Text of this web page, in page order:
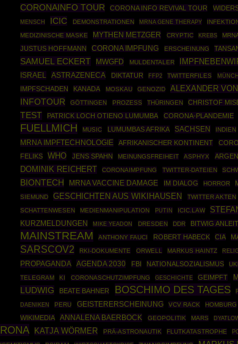
CORONAINFO TOUR CORONA INFO REVIVAL TOUR
MENSCH ICIC DEMONSTRATIONEN MRNA GENE THERAPY
MEDIZINISCHE MASKE MYTHEN METZGER CRYPTIC KREBS
JUSTUS HOFFMANN CORONA IMPFUNG ERSCHEINUNG
SAMUEL ECKERT MWGFD MULDENTALER
ISRAEL ASTRAZENECA DIKTATUR FFP2 TWITTERFILES
IMPFSCHADEN
KANADA MOSKAU GENOZID ALEXANDER
INFOTOUR
GÖTTINGEN PROZESS THÜRINGEN CHRISTOF
TEST
PATRICK LOCH OTIENO LUMUMBA CORONA-PLANDEMIE
FUELLMICH
MUSIC LUMUMBAS AFRIKA SACHSEN INDIEN
MRNA IMPFTECHNOLOGIE AFRIKANISCHER KONTINENT
FELIKS WHO JENS SPAHN MEINUNGSFREIHEIT ASPHYX
DOMINIK REICHERT CORONAIMPFUNG TWITTER-DATEIEN
BIONTECH MRNA VACCINE DAMAGE IM DIALOG HORROR
SIEMUND
GESCHICHTEN AUS WIKIHAUSEN TWITTER AKTEN
SCHATTENWESEN MEDIENMANIPULATION PUTIN ICIC.LAW
KURZMELDUNGEN
MIKE YEADON DRESDEN DDR BITWIG
MAINSTREAM
ANTHONY FAUCI ROBERT HABECK CIA
SARSCOV2 RKI-DOKUMENTE ORWELL MARKUS HAINTZ
PROPAGANDA AGENDA 2030 FBI NATIONALSOZIALISMUS
TELEGRAM
KI CORONASCHUTZIMPFUNG GESCHICHTE GEIMPFT
LUDWIG
BEATE BAHNER BOSCHIMO DES TAGES
DAENIKEN PERU GEISTERERSCHEINUNG VCV RACK HOMBURG
WIKIMEDIA ANNALENA BAERBOCK GEOPOLITIK MARS
KATJA WÖRMER PRÄ-ASTRONAUTIK FLUTKATASTROPHE